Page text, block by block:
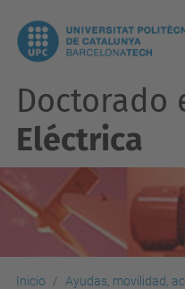
Doctorado
Eléctrica
Inicio
Ayudas, movilidad,